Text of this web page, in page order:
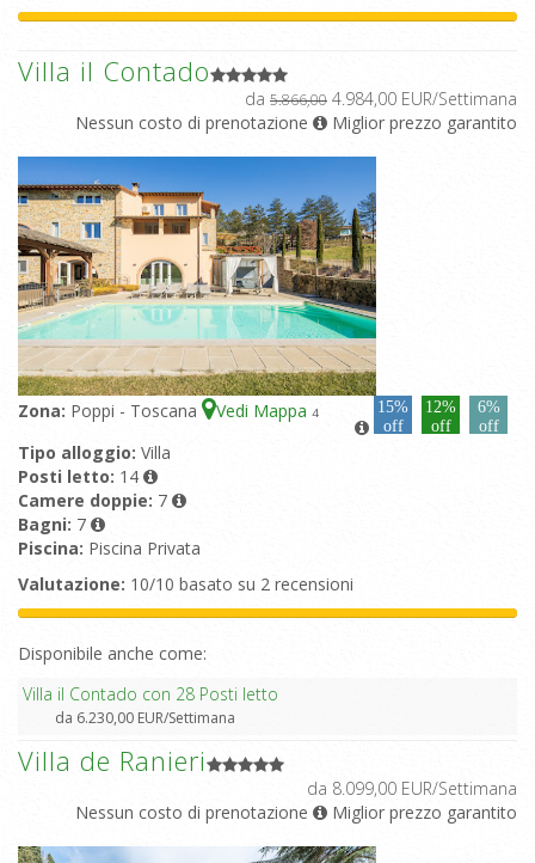
Villa il Contado
da 5.866,00 4.984,00 EUR/Settimana
Nessun costo di prenotazione
Miglior prezzo garantito
Zona: Poppi - Toscana Vedi Mappa 4
15%
off
12%
off
6%
off
Tipo alloggio: Villa
Posti letto: 14
Camere doppie: 7
Bagni: 7
Piscina: Piscina Privata
Valutazione: 10/10 basato su 2 recensioni
Disponibile anche come:
Villa il Contado con 28 Posti letto
da 6.230,00 EUR/Settimana
Villa de Ranieri
da 8.099,00 EUR/Settimana
Nessun costo di prenotazione
Miglior prezzo garantito